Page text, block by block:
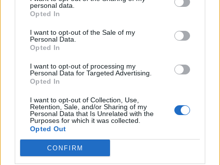
personal data.
Opted In
I want to opt-out of the Sale of my
Personal Data.
Opted In
I want to opt-out of processing my
Personal Data for Targeted Advertising.
Opted In
I want to opt-out of Collection, Use,
Retention, Sale, and/or Sharing of my
Personal Data that Is Unrelated with the
Purposes for which it was collected.
Opted Out
CONFIRM